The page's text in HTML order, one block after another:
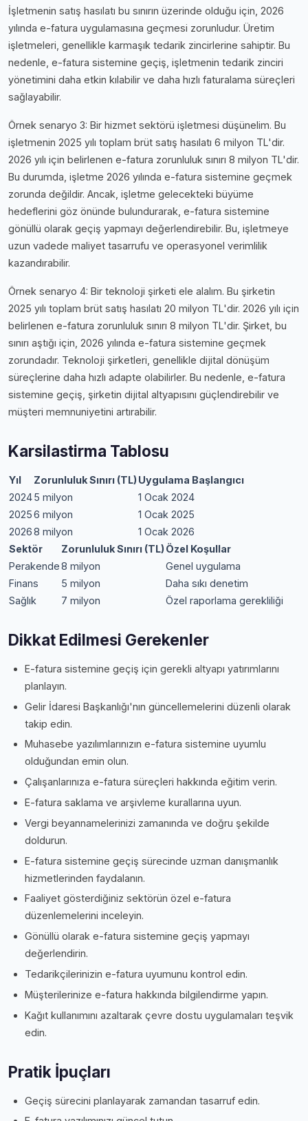
İşletmenin satış hasılatı bu sınırın üzerinde olduğu için, 2026
yılında e-fatura uygulamasına geçmesi zorunludur. Üretim
işletmeleri, genellikle karmaşık tedarik zincirlerine sahiptir. Bu
nedenle, e-fatura sistemine geçiş, işletmenin tedarik zinciri
yönetimini daha etkin kılabilir ve daha hızlı faturalama süreçleri
sağlayabilir.
Örnek senaryo 3: Bir hizmet sektörü işletmesi düşünelim. Bu
işletmenin 2025 yılı toplam brüt satış hasılatı 6 milyon TL'dir.
2026 yılı için belirlenen e-fatura zorunluluk sınırı 8 milyon TL'dir.
Bu durumda, işletme 2026 yılında e-fatura sistemine geçmek
zorunda değildir. Ancak, işletme gelecekteki büyüme
hedeflerini göz önünde bulundurarak, e-fatura sistemine
gönüllü olarak geçiş yapmayı değerlendirebilir. Bu, işletmeye
uzun vadede maliyet tasarrufu ve operasyonel verimlilik
kazandırabilir.
Örnek senaryo 4: Bir teknoloji şirketi ele alalım. Bu şirketin
2025 yılı toplam brüt satış hasılatı 20 milyon TL'dir. 2026 yılı için
belirlenen e-fatura zorunluluk sınırı 8 milyon TL'dir. Şirket, bu
sınırı aştığı için, 2026 yılında e-fatura sistemine geçmek
zorundadır. Teknoloji şirketleri, genellikle dijital dönüşüm
süreçlerine daha hızlı adapte olabilirler. Bu nedenle, e-fatura
sistemine geçiş, şirketin dijital altyapısını güçlendirebilir ve
müşteri memnuniyetini artırabilir.
Karsilastirma Tablosu
Yıl Zorunluluk Sınırı (TL) Uygulama Başlangıcı
20245 milyon
1 Ocak 2024
20256 milyon
1 Ocak 2025
20268 milyon
1 Ocak 2026
Sektör
Zorunluluk Sınırı (TL) Özel Koşullar
Perakende8 milyon
Genel uygulama
Finans
5 milyon
Daha sıkı denetim
Sağlık
7 milyon Özel raporlama gerekliliği
Dikkat Edilmesi Gerekenler
E-fatura sistemine geçiş için gerekli altyapı yatırımlarını
planlayın.
Gelir İdaresi Başkanlığı'nın güncellemelerini düzenli olarak
takip edin.
Muhasebe yazılımlarınızın e-fatura sistemine uyumlu
olduğundan emin olun.
Çalışanlarınıza e-fatura süreçleri hakkında eğitim verin.
E-fatura saklama ve arşivleme kurallarına uyun.
Vergi beyannamelerinizi zamanında ve doğru şekilde
doldurun.
E-fatura sistemine geçiş sürecinde uzman danışmanlık
hizmetlerinden faydalanın.
Faaliyet gösterdiğiniz sektörün özel e-fatura
düzenlemelerini inceleyin.
Gönüllü olarak e-fatura sistemine geçiş yapmayı
değerlendirin.
Tedarikçilerinizin e-fatura uyumunu kontrol edin.
Müşterilerinize e-fatura hakkında bilgilendirme yapın.
Kağıt kullanımını azaltarak çevre dostu uygulamaları teşvik
edin.
Pratik İpuçları
Geçiş sürecini planlayarak zamandan tasarruf edin.